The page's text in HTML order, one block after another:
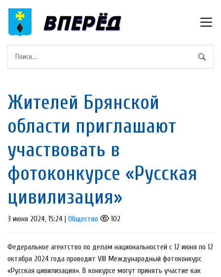
Жителей Брянской
области приглашают
участвовать в
фотоконкурсе «Русская
цивилизация»
3 июня 2024, 15:24 | Общество 102
Федеральное агентство по делам национальностей с 12 июня по 12
октября 2024 года проводит VIII Международный фотоконкурс
«Русская цивилизация». В конкурсе могут принять участие как